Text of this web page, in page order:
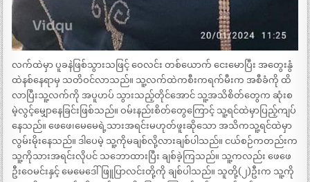
လက်ထဲမှာ ပူခနဲဖြစ်သွားသဖြင့် ဝေလင်း တစ်ယောက် ငေးမောပြီး အတွေးနွံ
ထဲနစ်နေရာမှ သတိဝင်လာသည်။ သူ့လက်ထဲကစီးကရက်မီးက အစီခံကို ထိ
လာပြီးသူ့လက်ကို အပူဟပ် သွားသည့်တိုင်အောင် သူ့အသိစိတ်တွေက ဆုံးစ
မဲ့လွင့်မျှောနေခြင်းဖြစ်သည်။ ဝမ်းနည်းစိတ်တွေကြောင့် သူ့ရင်ထဲမှာပြည့်ကျပ်
နေသည်။ ဖေဖေ၊မေမေရဲ့သားအရင်းမဟုတ်ဖူးဆိုသော အသိကသူ့ရင်ထဲမှာ
လွမ်းမိုးနေသည်။ ဒါပေမဲ့ သူ့ကိုမချစ်လို့လားချစ်ပါသည်။ ငယ်စဉ်ကတည်းက
သူ့ကိုသားအရင်းလိုပင် သဘောထားပြီး ချစ်ခဲ့ကြသည်။ သူ့ကလည်း ဖေဖေ
ဦးဝေမင်းနှင့် မေမေဒေါ်ဖြူပြာလင်းတို့ကို ချစ်ပါသည်။ သူတို့(၂)ဦးက သူ့ကို